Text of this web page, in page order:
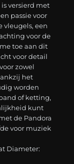
versierd met
passie voor
vleugels, een
voor de
toe aan dit
voor detail
zowel
het
worden
of ketting,
kunt
de Pandora
voor muziek
Diameter: